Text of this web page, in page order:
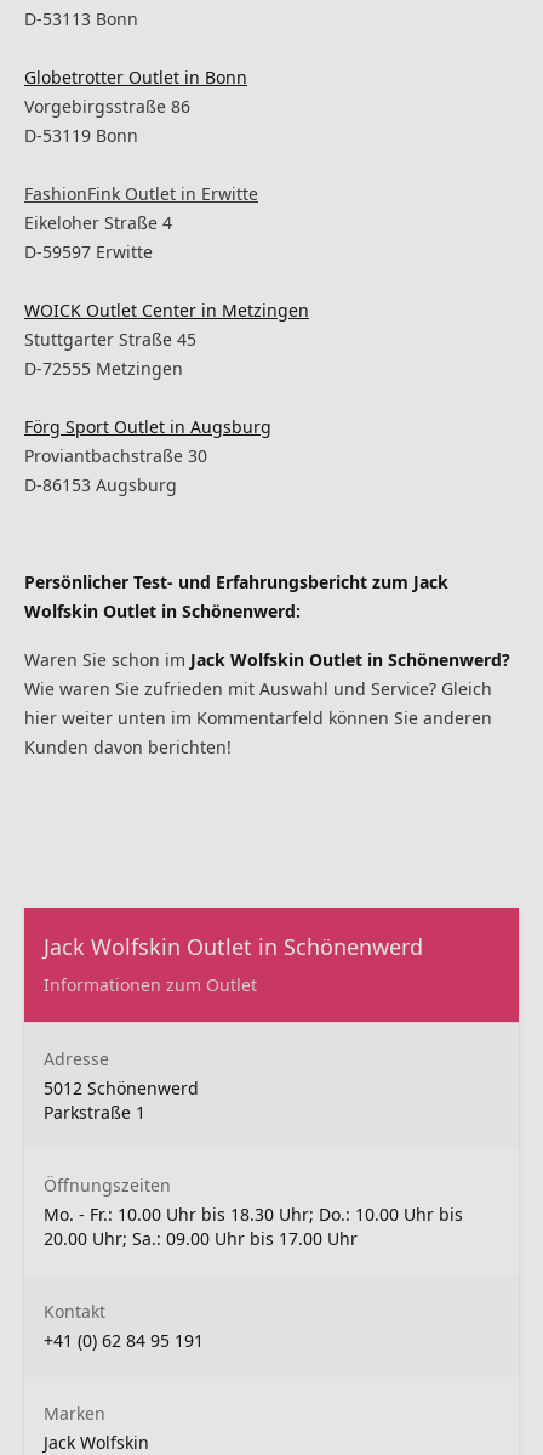
D-53113 Bonn
Globetrotter Outlet in Bonn
Vorgebirgsstraße 86
D-53119 Bonn
FashionFink Outlet in Erwitte
Eikeloher Straße 4
D-59597 Erwitte
WOICK Outlet Center in Metzingen
Stuttgarter Straße 45
D-72555 Metzingen
Förg Sport Outlet in Augsburg
Proviantbachstraße 30
D-86153 Augsburg
Persönlicher Test- und Erfahrungsbericht zum Jack
Wolfskin Outlet in Schönenwerd:
Waren Sie schon im Jack Wolfskin Outlet in Schönenwerd?
Wie waren Sie zufrieden mit Auswahl und Service? Gleich
hier weiter unten im Kommentarfeld können Sie anderen
Kunden davon berichten!
Jack Wolfskin Outlet in Schönenwerd
Informationen zum Outlet
Adresse
5012 Schönenwerd
Parkstraße 1
Öffnungszeiten
Mo. - Fr.: 10.00 Uhr bis 18.30 Uhr; Do.: 10.00 Uhr bis
20.00 Uhr; Sa.: 09.00 Uhr bis 17.00 Uhr
Kontakt
+41 (0) 62 84 95 191
Marken
Jack Wolfskin